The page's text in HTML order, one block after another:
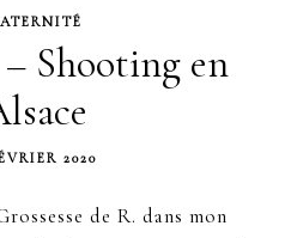
– Shooting en
2020
de R. dans mon